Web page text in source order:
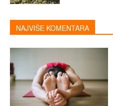
NAJVIŠE KOMENTARA